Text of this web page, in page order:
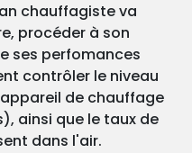
chauffagiste va
procéder à son
ses perfomances
contrôler le niveau
de chauffage
ainsi que le taux de
dans l'air.